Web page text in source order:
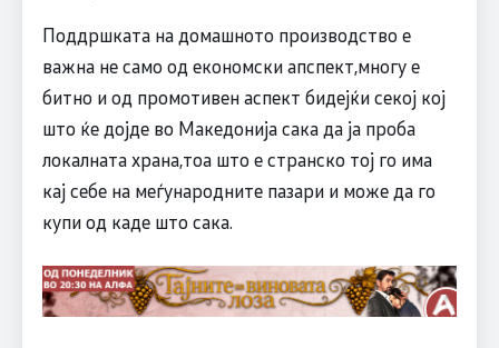
Поддршката на домашното производство е
важна несамо од економски апспект,многу е
битно и од промотивен аспект бидејќи секој кој
што ќе дојде во Македонија сака да ја проба
локалната храна,тоа што е странско тој го има
кај себе на меѓународните пазари и може да го
купи од каде што сака.